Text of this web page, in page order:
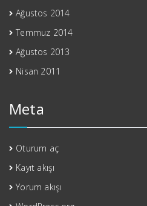
Ağustos 2014
Temmuz 2014
Ağustos 2013
Nisan 2011
Meta
Oturum aç
Kayıt akışı
Yorum akışı